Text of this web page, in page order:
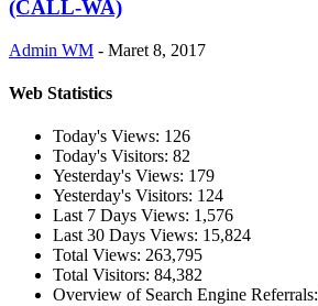
(CALL-WA)
Admin WM - Maret 8, 2017
Web Statistics
Today's Views: 126
Today's Visitors: 82
Yesterday's Views: 179
Yesterday's Visitors: 124
Last 7 Days Views: 1,576
Last 30 Days Views: 15,824
Total Views: 263,795
Total Visitors: 84,382
Overview of Search Engine Referrals: